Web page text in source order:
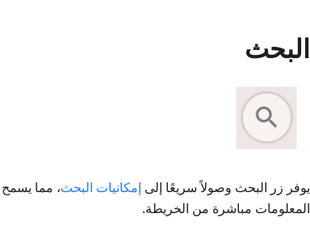
البحث
يوفر زر البحث وصولاً سريعًا إلى إمكانيات البحث، مما يسمح
المعلومات مباشرة من الخريطة.